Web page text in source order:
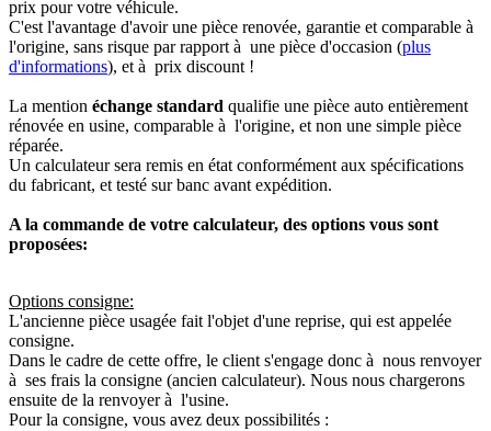
prix pour votre véhicule.
C'est l'avantage d'avoir une pièce renovée, garantie et comparable à
l'origine, sans risque par rapport à une pièce d'occasion (plus
d'informations), et à prix discount !
La mention échange standard qualifie une pièce auto entièrement
rénovée en usine, comparable à l'origine, et non une simple pièce
réparée.
Un calculateur sera remis en état conformément aux spécifications
du fabricant, et testé sur banc avant expédition.
A la commande de votre calculateur, des options vous sont
proposées:
Options consigne:
L'ancienne pièce usagée fait l'objet d'une reprise, qui est appelée
consigne.
Dans le cadre de cette offre, le client s'engage donc à nous renvoyer
à ses frais la consigne (ancien calculateur). Nous nous chargerons
ensuite de la renvoyer à l'usine.
Pour la consigne, vous avez deux possibilités :